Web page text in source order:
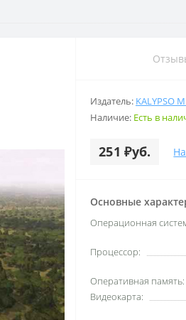
Издатель: KALYPSO
Наличие: Есть в
251 ₽уб.
Основные
Операционная
Процессор:
Оперативная память:
Видеокарта: